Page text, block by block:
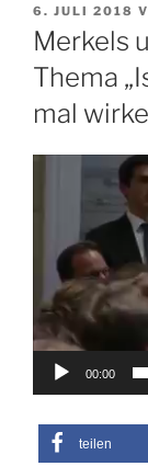
AM
6. JULI 2018
Merkels
Thema
mal
00:00
teilen